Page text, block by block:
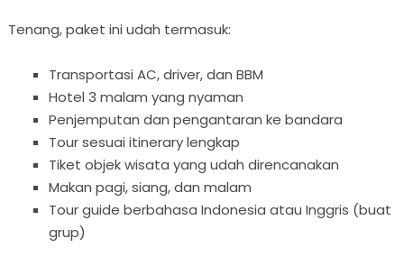
Tenang, paket ini udah termasuk:
Transportasi AC, driver, dan BBM
Hotel 3 malam yang nyaman
Penjemputan dan pengantaran ke bandara
Tour sesuai itinerary lengkap
Tiket objek wisata yang udah direncanakan
Makan pagi, siang, dan malam
Tour guide berbahasa Indonesia atau Inggris (buat
grup)